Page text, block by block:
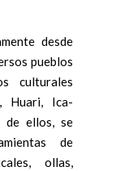
desde
pueblos
culturales
Huari, Ica-
de ellos, se
de
ollas,